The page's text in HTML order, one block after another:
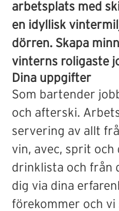
arbetsplats med
en idyllisk
dörren. Skapa
vinterns roligaste
Dina uppgifter
Som bartender
och afterski.
servering av allt
vin, avec, sprit
drinklista och från
dig via dina
förekommer och vi